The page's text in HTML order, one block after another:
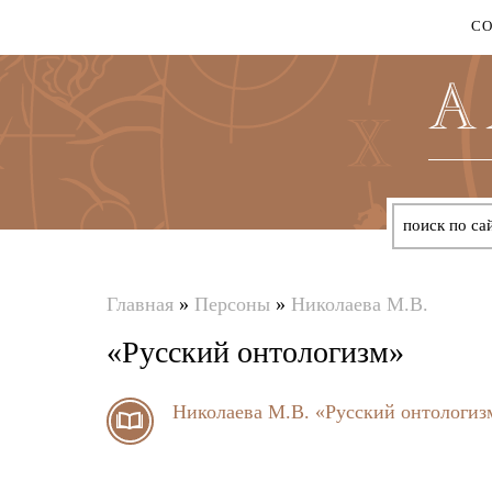
здесь
Главная » Персоны » Николаева М.В.
«Русский онтологизм»
Николаева М.В. «Русский